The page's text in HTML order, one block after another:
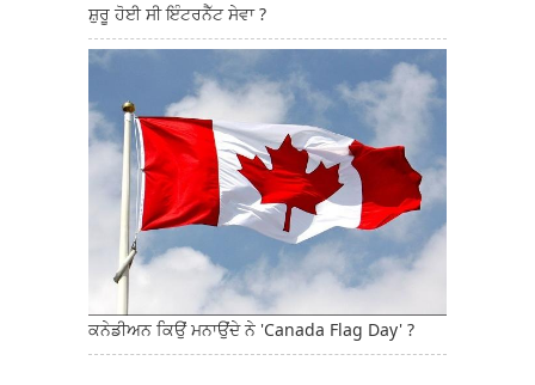
ਸ਼ੁਰੂ ਹੋਈ ਸੀ ਇੰਟਰਨੈੱਟ ਸੇਵਾ ?
ਕਨੇਡੀਅਨ ਕਿਉਂ ਮਨਾਉਂਦੇ ਨੇ 'Canada Flag Day' ?